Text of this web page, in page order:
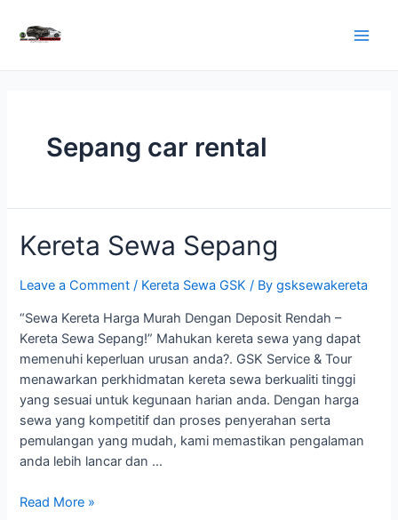
Sepang car rental
Kereta Sewa Sepang
Leave a Comment / Kereta Sewa GSK / Bygsksewakereta
“Sewa Kereta Harga Murah Dengan Deposit Rendah –
Kereta Sewa Sepang!” Mahukan kereta sewa yang dapat
memenuhi keperluan urusan anda?. GSK Service & Tour
menawarkan perkhidmatan kereta sewa berkualiti tinggi
yang sesuai untuk kegunaan harian anda. Dengan harga
sewa yang kompetitif dan proses penyerahan serta
pemulangan yang mudah, kami memastikan pengalaman
anda lebih lancar dan …
Kereta
Read More »